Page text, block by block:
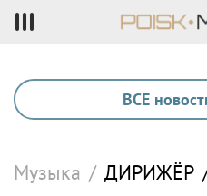
ВСЕ
Музыка / ДИРИЖЁР